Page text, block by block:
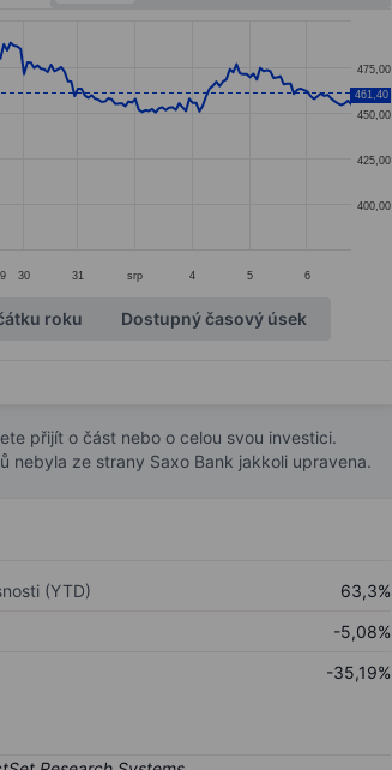
30 31 srp 4 5 6
400,00
425,00
450,00
475,00
461,40
roku Dostupný časový úsek
přijít o část nebo o celou svou investici.
ze strany Saxo Bank jakkoli upravena.
(YTD)
63,3%
-5,08%
-35,19%